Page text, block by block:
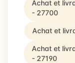
Achat et
- 27700
Achat et
Achat et
- 27190